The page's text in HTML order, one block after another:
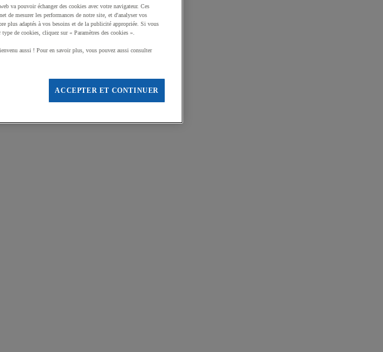
va pouvoir échanger des cookies avec votre navigateur. Ces
de mesurer les performances de notre site, et d'analyser vos
plus adaptés à vos besoins et de la publicité appropriée. Si vous
de cookies, cliquez sur « Paramètres des cookies ».
aussi ! Pour en savoir plus, vous pouvez aussi consulter
ACCEPTER ET CONTINUER